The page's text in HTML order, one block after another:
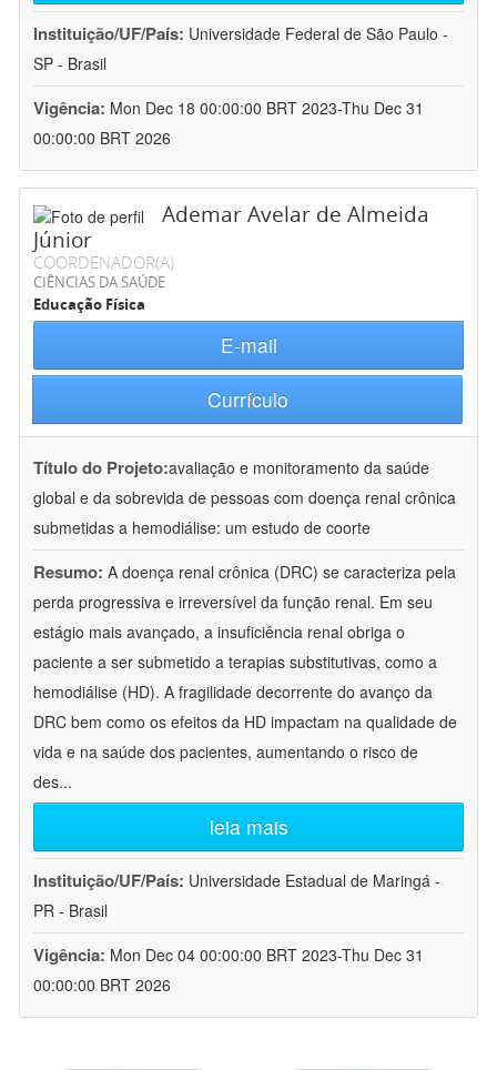
Instituição/UF/País: Universidade Federal de São Paulo -
SP - Brasil
Vigência: Mon Dec 18 00:00:00 BRT 2023-Thu Dec 31
00:00:00 BRT 2026
Ademar Avelar de Almeida
Júnior
COORDENADOR(A)
CIÊNCIAS DA SAÚDE
Educação Física
E-mail
Currículo
Título do Projeto:avaliação e monitoramento da saúde
global e da sobrevida de pessoas com doença renal crônica
submetidas a hemodiálise: um estudo de coorte
Resumo: A doença renal crônica (DRC) se caracteriza pela
perda progressiva e irreversível da função renal. Em seu
estágio mais avançado, a insuficiência renal obriga o
paciente a ser submetido a terapias substitutivas, como a
hemodiálise (HD). A fragilidade decorrente do avanço da
DRC bem como os efeitos da HD impactam na qualidade de
vida e na saúde dos pacientes, aumentando o risco de
des...
leia mais
Instituição/UF/País: Universidade Estadual de Maringá -
PR - Brasil
Vigência: Mon Dec 04 00:00:00 BRT 2023-Thu Dec 31
00:00:00 BRT 2026